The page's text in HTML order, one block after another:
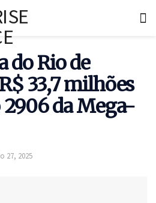
do Rio de
33,7 milhões
da Mega-
27, 2025